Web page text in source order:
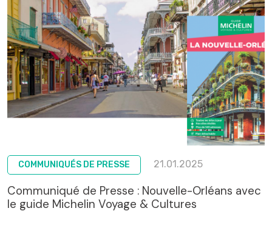
COMMUNIQUÉS DE PRESSE 21.01.2025
Communiqué de Presse : Nouvelle-Orléans avec
le guide Michelin Voyage & Cultures